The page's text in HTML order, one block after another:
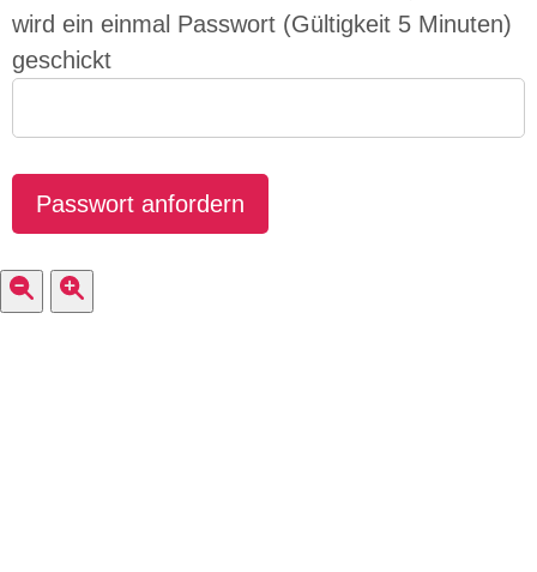
wird ein einmal Passwort (Gültigkeit 5 Minuten)
geschickt